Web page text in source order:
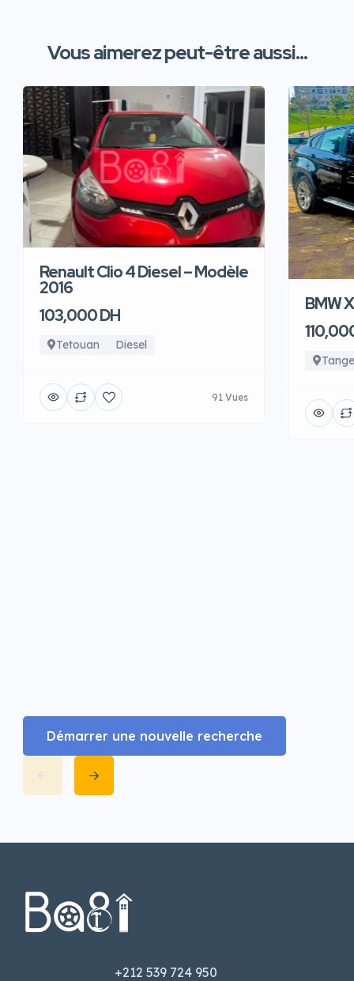
Vous aimerez peut-être aussi...
Renault Clio 4 Diesel – Modèle
2016
103,000 DH
Tetouan Diesel
91 Vues
BMW
Démarrer une nouvelle recherche
+212 539 724 950